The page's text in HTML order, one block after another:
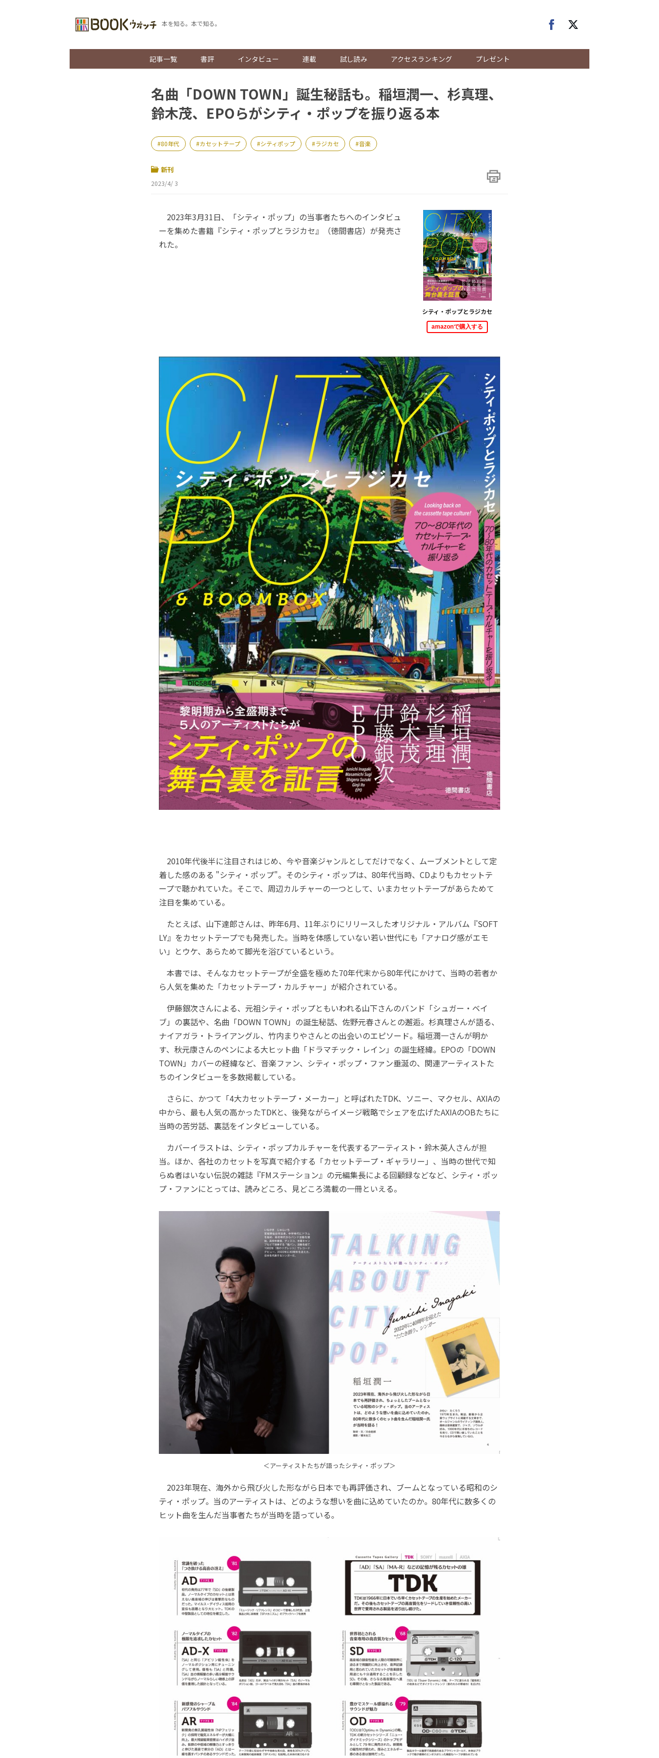
本を知る。本で知る。
記事一覧 書評 インタビュー 連載 試し読み アクセスランキング プレゼント
名曲「DOWN TOWN」誕生秘話も。稲垣潤一、杉真理、
鈴木茂、EPOらがシティ・ポップを振り返る本
80年代 カセットテープ シティポップ ラジカセ 音楽
新刊
2023/4/ 3
シティ・ポップとラジカセ
amazonで購入する
2023年3月31日、「シティ・ポップ」の当事者たちへのインタビュ
ーを集めた書籍『シティ・ポップとラジカセ』（徳間書店）が発売さ
れた。
2010年代後半に注目されはじめ、今や音楽ジャンルとしてだけでなく、ムーブメントとして定
着した感のある "シティ・ポップ"。そのシティ・ポップは、80年代当時、CDよりもカセットテ
ープで聴かれていた。そこで、周辺カルチャーの一つとして、いまカセットテープがあらためて
注目を集めている。
たとえば、山下達郎さんは、昨年6月、11年ぶりにリリースしたオリジナル・アルバム『SOFT
LY』をカセットテープでも発売した。当時を体感していない若い世代にも「アナログ感がエモ
い」とウケ、あらためて脚光を浴びているという。
本書では、そんなカセットテープが全盛を極めた70年代末から80年代にかけて、当時の若者か
ら人気を集めた「カセットテープ・カルチャー」が紹介されている。
伊藤銀次さんによる、元祖シティ・ポップともいわれる山下さんのバンド「シュガー・ベイ
ブ」の裏話や、名曲「DOWN TOWN」の誕生秘話、佐野元春さんとの邂逅。杉真理さんが語る、
ナイアガラ・トライアングル、竹内まりやさんとの出会いのエピソード。稲垣潤一さんが明か
す、秋元康さんのペンによる大ヒット曲「ドラマチック・レイン」の誕生経緯。EPOの「DOWN
TOWN」カバーの経緯など、音楽ファン、シティ・ポップ・ファン垂涎の、関連アーティストた
ちのインタビューを多数掲載している。
さらに、かつて「4大カセットテープ・メーカー」と呼ばれたTDK、ソニー、マクセル、AXIAの
中から、最も人気の高かったTDKと、後発ながらイメージ戦略でシェアを広げたAXIAのOBたちに
当時の苦労話、裏話をインタビューしている。
カバーイラストは、シティ・ポップカルチャーを代表するアーティスト・鈴木英人さんが担
当。ほか、各社のカセットを写真で紹介する「カセットテープ・ギャラリー」、当時の世代で知
らぬ者はいない伝説の雑誌『FMステーション』の元編集長による回顧録などなど、シティ・ポッ
プ・ファンにとっては、読みどころ、見どころ満載の一冊といえる。
＜アーティストたちが語ったシティ・ポップ＞
2023年現在、海外から飛び火した形ながら日本でも再評価され、ブームとなっている昭和のシ
ティ・ポップ。当のアーティストは、どのような想いを曲に込めていたのか。80年代に数多くの
ヒット曲を生んだ当事者たちが当時を語っている。